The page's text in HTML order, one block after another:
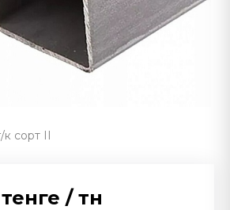
к сорт II
/ тн